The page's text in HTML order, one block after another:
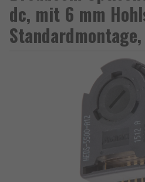
dc, mit 6 mm